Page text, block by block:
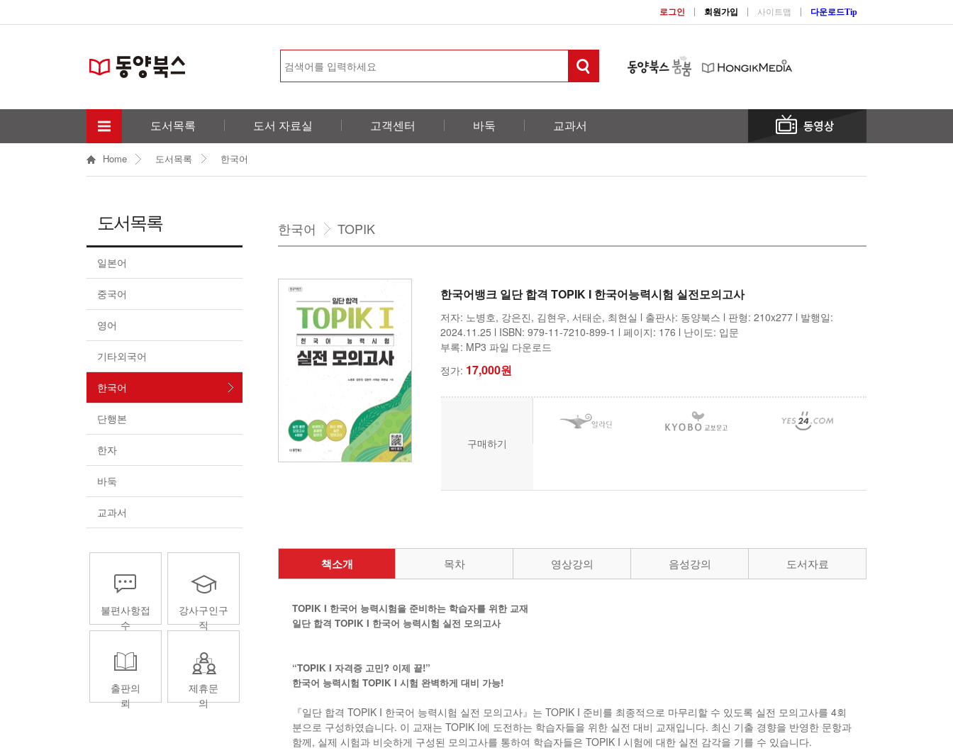
로그인 회원가입 사이트맵 다운로드Tip
도서목록 도서 자료실 고객센터 바둑 교과서
Home 도서목록 한국어
도서목록
일본어
중국어
영어
기타외국어
한국어
단행본
한자
바둑
교과서
불편사항접
수
강사구인구
직
출판의
뢰
제휴문
의
한국어 TOPIK
한국어뱅크 일단 합격 TOPIK I 한국어능력시험 실전모의고사
저자: 노병호, 강은진, 김현우, 서태순, 최현실 l 출판사: 동양북스 l 판형: 210x277 l 발행일:
2024.11.25 l ISBN: 979-11-7210-899-1 l 페이지: 176 l 난이도: 입문
부록: MP3 파일 다운로드
정가: 17,000원
구매하기
책소개 목차 영상강의 음성강의 도서자료
TOPIK I 한국어 능력시험을 준비하는 학습자를 위한 교재
일단 합격 TOPIK I 한국어 능력시험 실전 모의고사
“TOPIK I 자격증 고민? 이제 끝!”
한국어 능력시험 TOPIK I 시험 완벽하게 대비 가능!
『일단 합격 TOPIK I 한국어 능력시험 실전 모의고사』는 TOPIK I 준비를 최종적으로 마무리할 수 있도록 실전 모의고사를 4회
분으로 구성하였습니다. 이 교재는 TOPIK I에 도전하는 학습자들을 위한 실전 대비 교재입니다. 최신 기출 경향을 반영한 문항과
함께, 실제 시험과 비슷하게 구성된 모의고사를 통하여 학습자들은 TOPIK I 시험에 대한 실전 감각을 기를 수 있습니다.